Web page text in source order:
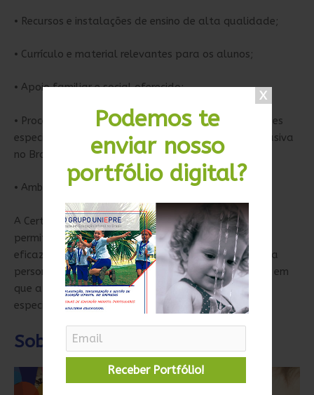
Podemos te
enviar nosso
portfólio digital?
• Recursos e instalações de ensino de alta qualidade;
• Currículo e material relevantes para os alunos;
• Apoio familiar e social oferecido;
• Processos de inclusão e educação para necessidades
especiais, objetivos fundamentais da educação inclusiva
no Brasil e no mundo;
• Ambiente de aprendizagem seguro e propício.
A Certificação, conforme a norma ISO 21001:2020,
permite a prestação de serviços educacionais mais
eficazes e eficientes, proporcionando uma experiência
personalizada a todos os alunos, ao mesmo tempo em
que apoia pessoas com necessidades educacionais
especiais.
Sobre o Grupo Uniepre